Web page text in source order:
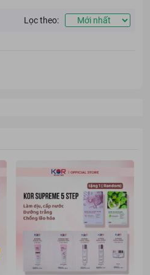
Cream chuyên dùng để điều trị
sâu trũng, với những tác dụng
ngàn Feedback từ người tiêu
chế từ thành phần chính Retinol,
tác dụng sâu tới quá trình
tế bào mới được sinh ra, làm
quả đối với vấn đề nếp nhăn,
Lọc theo: